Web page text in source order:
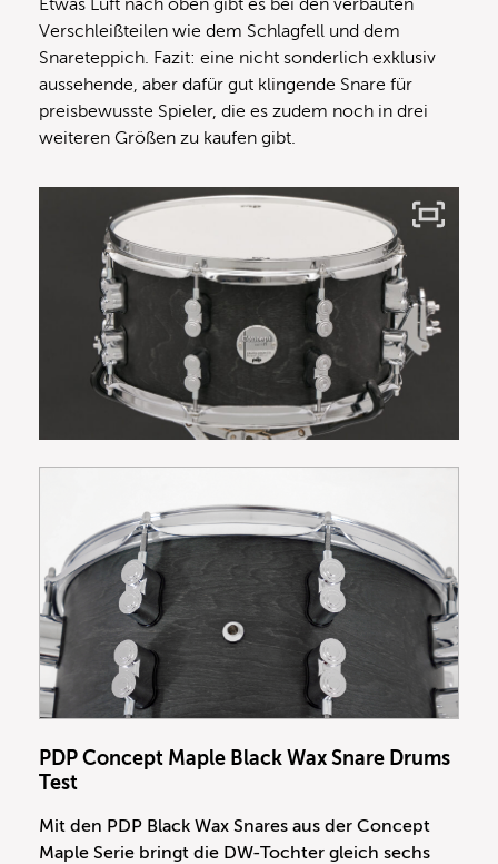
Etwas Luft nach oben gibt es bei den verbauten
Verschleißteilen wie dem Schlagfell und dem
Snareteppich. Fazit: eine nicht sonderlich exklusiv
aussehende, aber dafür gut klingende Snare für
preisbewusste Spieler, die es zudem noch in drei
weiteren Größen zu kaufen gibt.
PDP Concept Maple Black Wax Snare Drums
Test
Mit den PDP Black Wax Snares aus der Concept
Maple Serie bringt die DW-Tochter gleich sechs